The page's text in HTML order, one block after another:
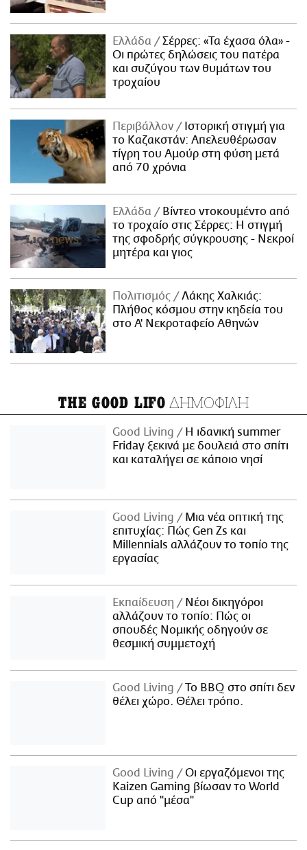
Ελλάδα
Σέρρες: «Τα έχασα όλα» -
Οι πρώτες δηλώσεις του πατέρα
και συζύγου των θυμάτων του
τροχαίου
Περιβάλλον
Ιστορική στιγμή για
το Καζακστάν: Απελευθέρωσαν
τίγρη του Αμούρ στη φύση μετά
από 70 χρόνια
Ελλάδα
Βίντεο ντοκουμέντο από
το τροχαίο στις Σέρρες: Η στιγμή
της σφοδρής σύγκρουσης - Νεκροί
μητέρα και γιος
Πολιτισμός
Λάκης Χαλκιάς:
Πλήθος κόσμου στην κηδεία του
στο Α' Νεκροταφείο Αθηνών
THE GOOD LIFO ΔΗΜΟΦΙΛΗ
Good Living
Η ιδανική summer
Friday ξεκινά με δουλειά στο σπίτι
και καταλήγει σε κάποιο νησί
Good Living
Μια νέα οπτική της
επιτυχίας: Πώς Gen Zs και
Millennials αλλάζουν το τοπίο της
εργασίας
Εκπαίδευση
Νέοι δικηγόροι
αλλάζουν το τοπίο: Πώς οι
σπουδές Νομικής οδηγούν σε
θεσμική συμμετοχή
Good Living
Το BBQ στο σπίτι δεν
θέλει χώρο. Θέλει τρόπο.
Good Living
Οι εργαζόμενοι της
Kaizen Gaming βίωσαν το World
Cup από "μέσα"